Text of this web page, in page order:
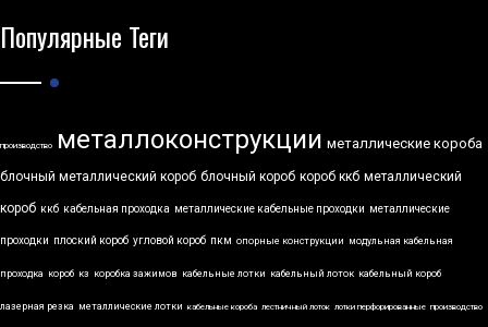
Популярные Теги
производство металлоконструкции металлические короба
блочный металлический короб блочный короб короб ккб металлический
короб ккб кабельная проходка металлические кабельные проходки металлические
проходки плоский короб угловой короб пкм опорные конструкции модульная кабельная
проходка короб кз коробка зажимов кабельные лотки кабельный лоток кабельный короб
лазерная резка металлические лотки кабельные короба лестничный лоток лотки перфорированные производство